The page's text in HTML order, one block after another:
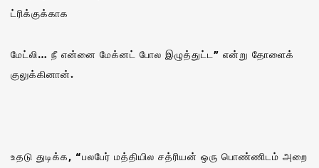
ட்ரிக்குக்காக
மேட்லி… நீ என்னை மேக்னட் போல இழுத்துட்ட” என்று தோளைக்
குலுக்கினான்.
உதடு துடிக்க, “பலபேர் மத்தியில சத்ரியன் ஒரு பொண்ணிடம் அறை